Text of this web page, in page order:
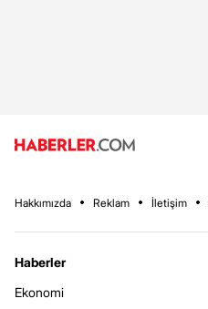
Hakkımızda Reklam İletişim
Haberler
Ekonomi